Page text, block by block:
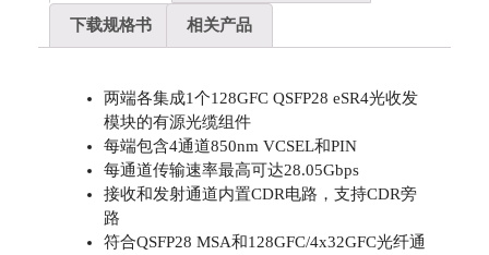
下载规格书 相关产品
两端各集成1个128GFC QSFP28 eSR4光收发
模块的有源光缆组件
每端包含4通道850nm VCSEL和PIN
每通道传输速率最高可达28.05Gbps
接收和发射通道内置CDR电路，支持CDR旁
路
符合QSFP28 MSA和128GFC/4x32GFC光纤通